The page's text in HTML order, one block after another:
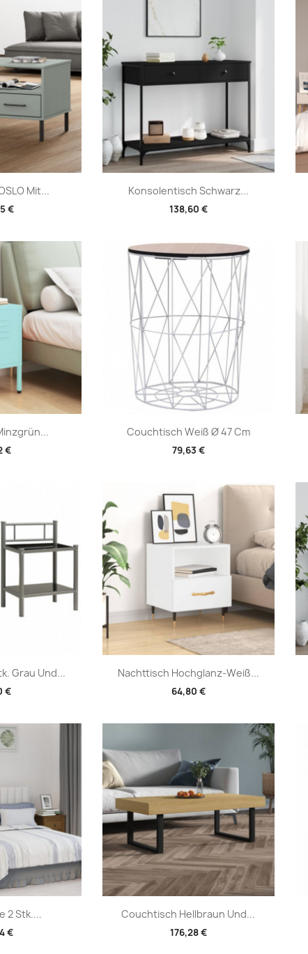
Mit...
€
Konsolentisch Schwarz...
138,60 €
Vorschau
€
Couchtisch Weiß Ø 47 Cm
79,63 €
Vorschau
Grau Und...
€
Nachttisch Hochglanz-Weiß...
64,80 €
 Vorschau
2 Stk....
€
Couchtisch Hellbraun Und...
176,28 €
Vorschau